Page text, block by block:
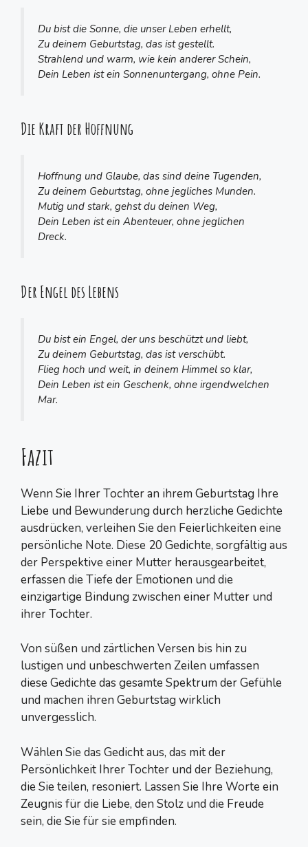
Du bist die Sonne, die unser Leben erhellt,
Zu deinem Geburtstag, das ist gestellt.
Strahlend und warm, wie kein anderer Schein,
Dein Leben ist ein Sonnenuntergang, ohne Pein.
Die Kraft der Hoffnung
Hoffnung und Glaube, das sind deine Tugenden,
Zu deinem Geburtstag, ohne jegliches Munden.
Mutig und stark, gehst du deinen Weg,
Dein Leben ist ein Abenteuer, ohne jeglichen
Dreck.
Der Engel des Lebens
Du bist ein Engel, der uns beschützt und liebt,
Zu deinem Geburtstag, das ist verschübt.
Flieg hoch und weit, in deinem Himmel so klar,
Dein Leben ist ein Geschenk, ohne irgendwelchen
Mar.
Fazit
Wenn Sie Ihrer Tochter an ihrem Geburtstag Ihre
Liebe und Bewunderung durch herzliche Gedichte
ausdrücken, verleihen Sie den Feierlichkeiten eine
persönliche Note. Diese 20 Gedichte, sorgfältig aus
der Perspektive einer Mutter herausgearbeitet,
erfassen die Tiefe der Emotionen und die
einzigartige Bindung zwischen einer Mutter und
ihrer Tochter.
Von süßen und zärtlichen Versen bis hin zu
lustigen und unbeschwerten Zeilen umfassen
diese Gedichte das gesamte Spektrum der Gefühle
und machen ihren Geburtstag wirklich
unvergesslich.
Wählen Sie das Gedicht aus, das mit der
Persönlichkeit Ihrer Tochter und der Beziehung,
die Sie teilen, resoniert. Lassen Sie Ihre Worte ein
Zeugnis für die Liebe, den Stolz und die Freude
sein, die Sie für sie empfinden.